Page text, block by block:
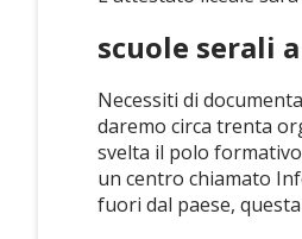
scuole serali
Necessiti di
daremo circa trenta
svelta il polo
un centro chiamato
fuori dal paese,